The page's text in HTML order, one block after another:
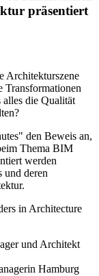
präsentiert
Architekturszene
Transformationen
alles die Qualität
den Beweis an,
Thema BIM
werden
und deren
in Architecture
und Architekt
Hamburg